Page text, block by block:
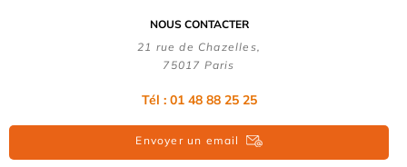
NOUS CONTACTER
21 rue de Chazelles,
75017 Paris
Tél : 01 48 88 25 25
Envoyer un email